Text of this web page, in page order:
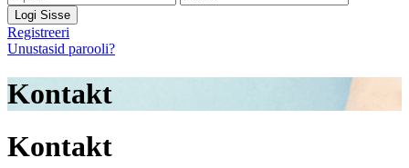
Logi Sisse
Registreeri
Unustasid parooli?
Kontakt
Kontakt